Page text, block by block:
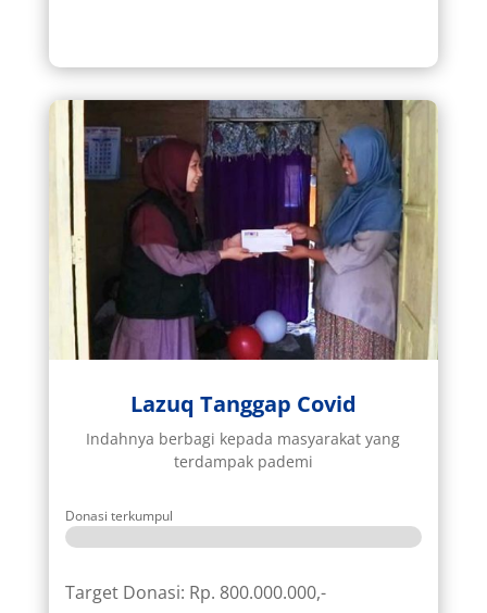
Lazuq Tanggap Covid
Indahnya berbagi kepada masyarakat yang
terdampak pademi
Donasi terkumpul
Target Donasi: Rp. 800.000.000,-